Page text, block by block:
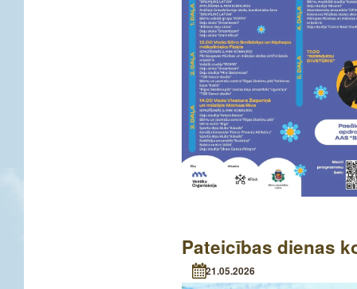
Pateicības dienas
21.05.2026